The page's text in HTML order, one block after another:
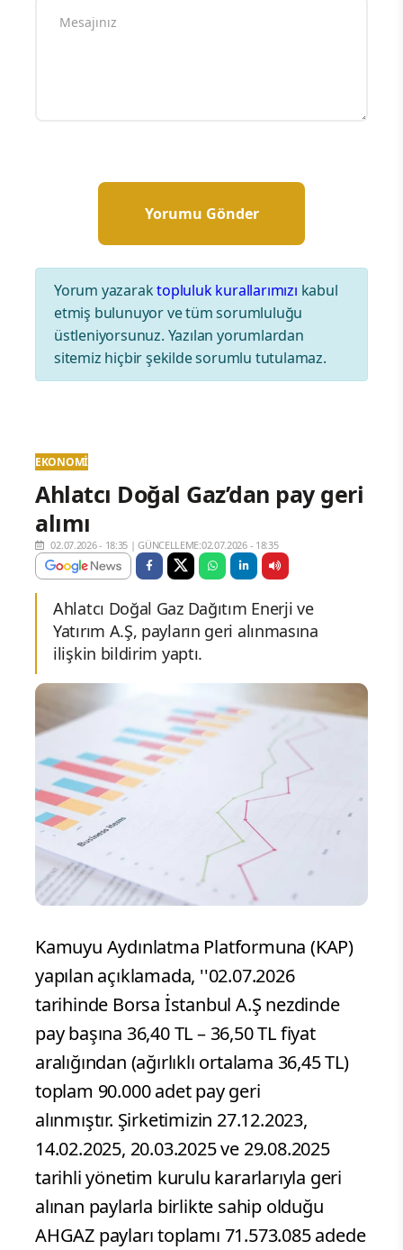
Yorum yazaraktopluluk kurallarımızı kabul
etmiş bulunuyor ve tüm sorumluluğu
üstleniyorsunuz. Yazılan yorumlardan
sitemiz hiçbir şekilde sorumlu tutulamaz.
EKONOMI
Ahlatcı Doğal Gaz’dan pay geri
alımı
02.07.2026 - 18:35 |GÜNCELLEME:02.07.2026 - 18:35
Ahlatcı Doğal Gaz Dağıtım Enerji ve
Yatırım A.Ş, payların geri alınmasına
ilişkin bildirim yaptı.
Kamuyu Aydınlatma Platformuna (KAP)
yapılan açıklamada, ''02.07.2026
tarihinde Borsa İstanbul A.Ş nezdinde
pay başına 36,40 TL – 36,50 TL fiyat
aralığından (ağırlıklı ortalama 36,45 TL)
toplam 90.000 adet pay geri
alınmıştır. Şirketimizin 27.12.2023,
14.02.2025, 20.03.2025 ve 29.08.2025
tarihli yönetim kurulu kararlarıyla geri
alınan paylarla birlikte sahip olduğu
AHGAZ payları toplamı 71.573.085 adede